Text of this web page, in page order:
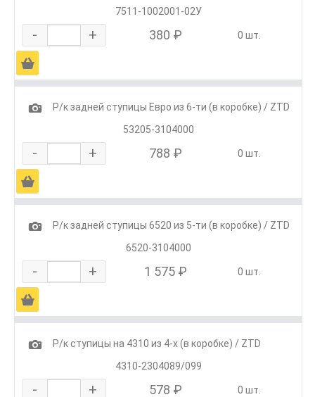
7511-1002001-02У
- + 380 ₽ 0 шт.
Ä
1
Р/к задней ступицы Евро из 6-ти (в коробке) / ZTD
53205-3104000
- + 788 ₽ 0 шт.
Ä
1
Р/к задней ступицы 6520 из 5-ти (в коробке) / ZTD
6520-3104000
- + 1 575 ₽ 0 шт.
Ä
1
Р/к ступицы на 4310 из 4-х (в коробке) / ZTD
4310-2304089/099
- + 578 ₽ 0 шт.